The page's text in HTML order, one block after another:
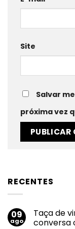
Site
Salvar
próxima vez
RECENTES
09
ago
Taça de
conversa